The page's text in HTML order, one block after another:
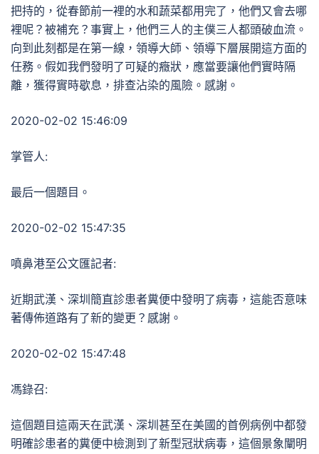
把持的，從春節前一裡的水和蔬菜都用完了，他們又會去哪
裡呢？被補充？事實上，他們三人的主僕三人都頭破血流。
向到此刻都是在第一線，領導大師、領導下層展開這方面的
任務。假如我們發明了可疑的癥狀，應當要讓他們實時隔
離，獲得實時歇息，排查沾染的風險。感謝。
2020-02-02 15:46:09
掌管人:
最后一個題目。
2020-02-02 15:47:35
噴鼻港至公文匯記者:
近期武漢、深圳簡直診患者糞便中發明了病毒，這能否意味
著傳佈道路有了新的變更？感謝。
2020-02-02 15:47:48
馮錄召:
這個題目這兩天在武漢、深圳甚至在美國的首例病例中都發
明確診患者的糞便中檢測到了新型冠狀病毒，這個景象闡明